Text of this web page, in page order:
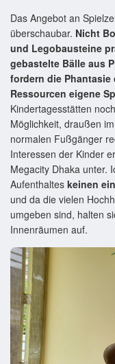
Das Angebot an
überschaubar. Nicht
und Legobausteine
gebastelte Bälle aus
fordern die Phantasie
Ressourcen eigene
Kindertagesstätten
Möglichkeit, draußen
normalen Fußgänger
Interessen der Kinder
Megacity Dhaka unter.
Aufenthaltes keinen
und da die vielen
umgeben sind, halten
Innenräumen auf.